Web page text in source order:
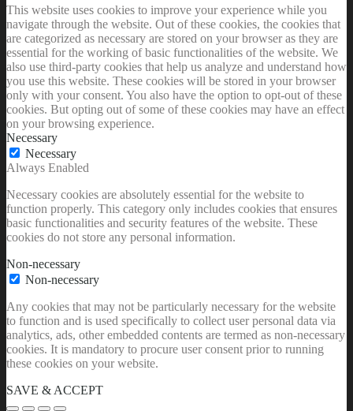
This website uses cookies to improve your experience while you
navigate through the website. Out of these cookies, the cookies that
are categorized as necessary are stored on your browser as they are
essential for the working of basic functionalities of the website. We
also use third-party cookies that help us analyze and understand how
you use this website. These cookies will be stored in your browser
only with your consent. You also have the option to opt-out of these
cookies. But opting out of some of these cookies may have an effect
on your browsing experience.
Necessary
Necessary
Always Enabled
Necessary cookies are absolutely essential for the website to
function properly. This category only includes cookies that ensures
basic functionalities and security features of the website. These
cookies do not store any personal information.
Non-necessary
Non-necessary
Any cookies that may not be particularly necessary for the website
to function and is used specifically to collect user personal data via
analytics, ads, other embedded contents are termed as non-necessary
cookies. It is mandatory to procure user consent prior to running
these cookies on your website.
SAVE & ACCEPT